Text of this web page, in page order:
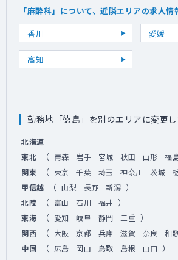
「麻酔科」について、近隣エリアの求人情
香川
愛媛
高知
勤務地「徳島」を別のエリアに変更
北海道
東北
（ 青森 岩手 宮城 秋田 山形 福
関東 （ 東京 千葉 埼玉 神奈川 茨城
甲信越 （ 山梨 長野 新潟 ）
北陸 （ 富山 石川 福井 ）
東海 （ 愛知 岐阜 静岡 三重 ）
関西 （ 大阪 京都 兵庫 滋賀 奈良 和
中国 （ 広島 岡山 鳥取 島根 山口 ）